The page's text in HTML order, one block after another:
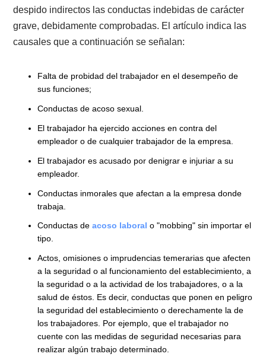
hechos en que se funda el término del contrato.
Acudir a los Tribunales de Justicia en el plazo de 60
hábiles contados desde la terminación de los
sentencia favorable, el juez ordenará el pago de las
indemnizaciones sustitutiva del aviso previo y legal
caso que la causal invocada sea la del N° 7 del
160, o en un 80% en el caso de las causales del N°
del mismo artículo.
2.¿Cuáles son las causales del
despido indirecto?
causales del despido indirecto son las
por el artículo 160 y 170. Según ambos, son
despido indirectos las conductas indebidas de
grave, debidamente comprobadas. El artículo indica